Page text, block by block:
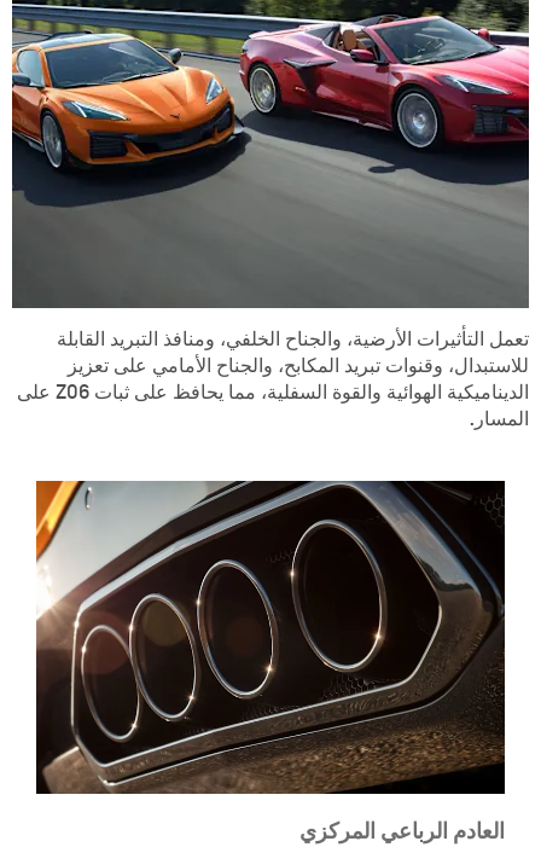
تعمل التأثيرات الأرضية، والجناح الخلفي، ومنافذ التبريد القابلة
للاستبدال، وقنوات تبريد المكابح، والجناح الأمامي على تعزيز
الديناميكية الهوائية والقوة السفلية، مما يحافظ على ثبات Z06 على
المسار.
العادم الرباعي المركزي